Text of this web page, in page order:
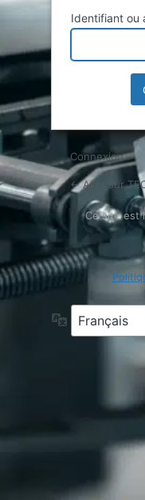
Identifiant ou
Connexion
← Aller sur
Langue